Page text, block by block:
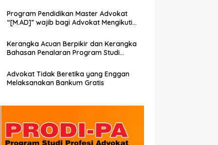
Membangun Model Kerjasama dengan
Universitas
Program Pendidikan Master Advokat
“[M.AD]” wajib bagi Advokat Mengikuti
Kemampuan Menjadi Advokat
Profesional
Kerangka Acuan Berpikir dan Kerangka
Bahasan Penalaran Program Studi
Advokat Tidak Beretika yang Enggan
Melaksanakan Bankum Gratis